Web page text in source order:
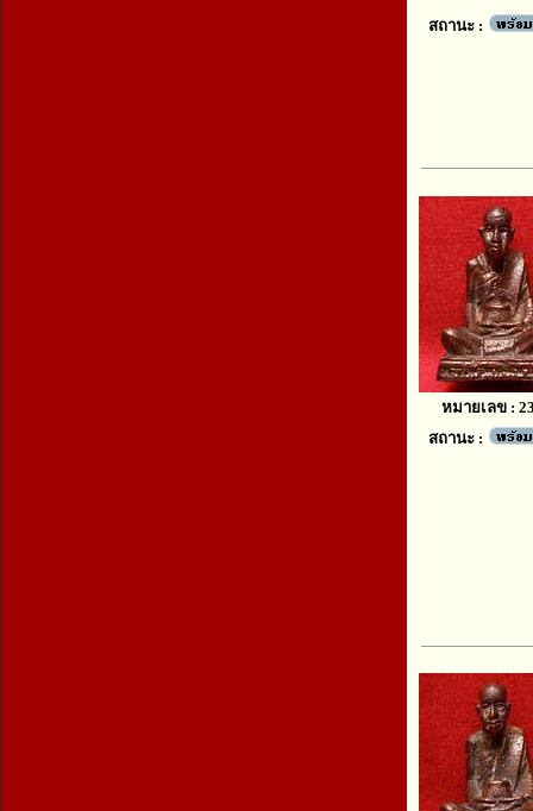
สถานะ :
หมายเลข :
สถานะ :